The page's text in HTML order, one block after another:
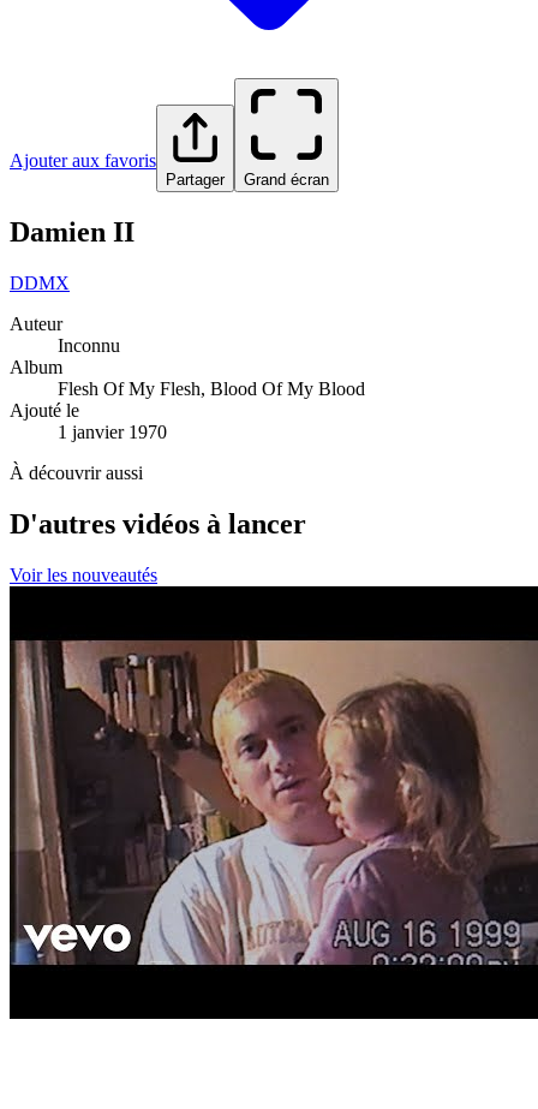
Ajouter aux favoris
Partager Grand écran
Damien II
DDMX
Auteur
Inconnu
Album
Flesh Of My Flesh, Blood Of My Blood
Ajouté le
1 janvier 1970
À découvrir aussi
D'autres vidéos à lancer
Voir les nouveautés